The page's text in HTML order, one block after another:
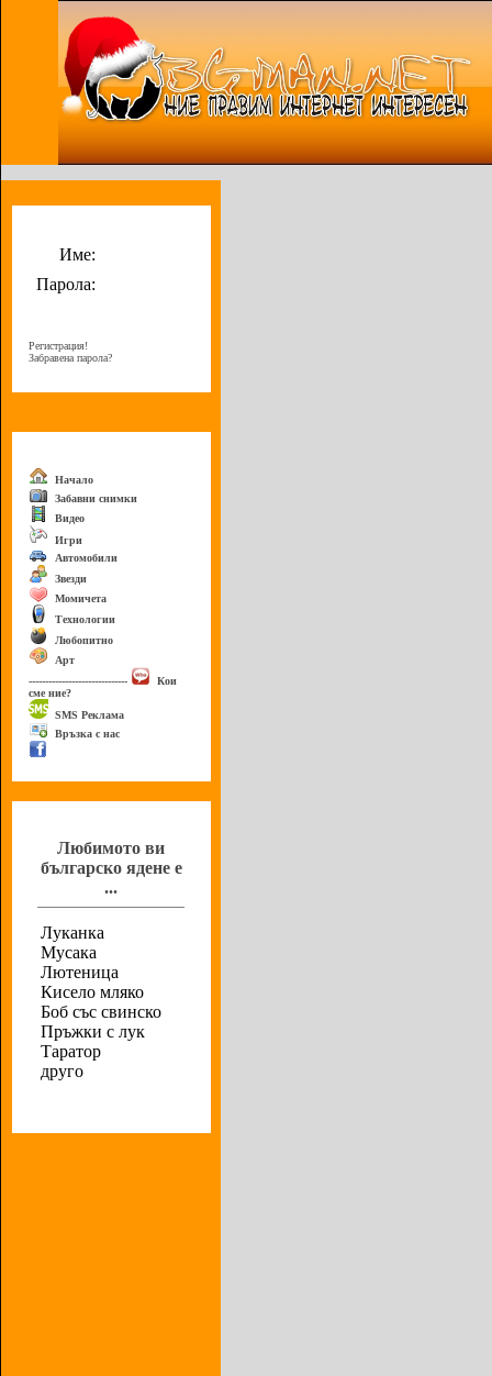
Име:
Парола:
Регистрация!
Забравена парола?
Начало
Забавни снимки
Видео
Игри
Автомобили
Звезди
Момичета
Технологии
Любопитно
Арт
------------------------------
Кои
сме ние?
SMS Реклама
Връзка с нас
Любимото ви
българско ядене е
...
Луканка
Мусака
Лютеница
Кисело мляко
Боб със свинско
Пръжки с лук
Таратор
друго